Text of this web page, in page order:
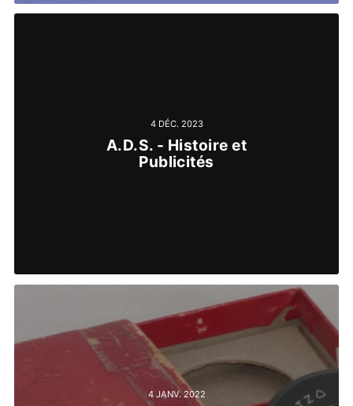
4 DÉC. 2023
A.D.S. - Histoire et
Publicités
4 JANV. 2022